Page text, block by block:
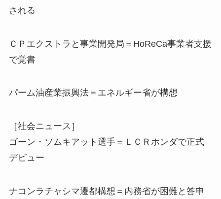
される
ＣＰエクストラと事業開発局＝HoReCa事業者支援
で覚書
パーム油産業振興法＝エネルギー省が構想
［社会ニュース］
ゴーン・ソムキアット選手＝ＬＣＲホンダで正式
デビュー
ナコンラチャシマ遷都構想＝内務省が困難と答申